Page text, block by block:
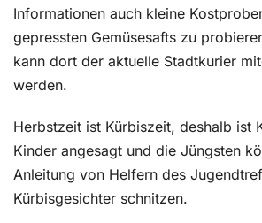
Informationen auch kleine
gepressten Gemüsesafts zu
kann dort der aktuelle Stadtkurier
werden.
Herbstzeit ist Kürbiszeit, deshalb ist
Kinder angesagt und die Jüngsten
Anleitung von Helfern des
Kürbisgesichter schnitzen.